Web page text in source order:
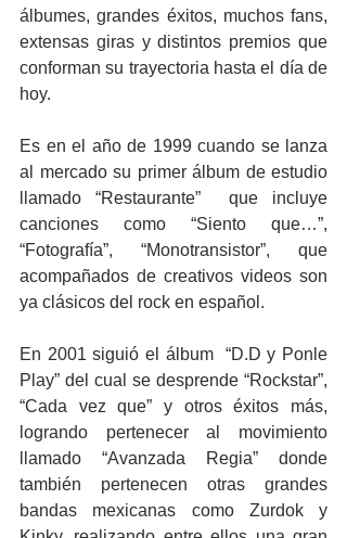
álbumes, grandes éxitos, muchos fans,
extensas giras y distintos premios que
conforman su trayectoria hasta el día de
hoy.
Es en el año de 1999 cuando se lanza
al mercado su primer álbum de estudio
llamado “Restaurante”  que incluye
canciones como “Siento que…”,
“Fotografía”, “Monotransistor”, que
acompañados de creativos videos son
ya clásicos del rock en español.
En 2001 siguió el álbum  “D.D y Ponle
Play” del cual se desprende “Rockstar”,
“Cada vez que” y otros éxitos más,
logrando pertenecer al movimiento
llamado “Avanzada Regia” donde
también pertenecen otras grandes
bandas mexicanas como Zurdok y